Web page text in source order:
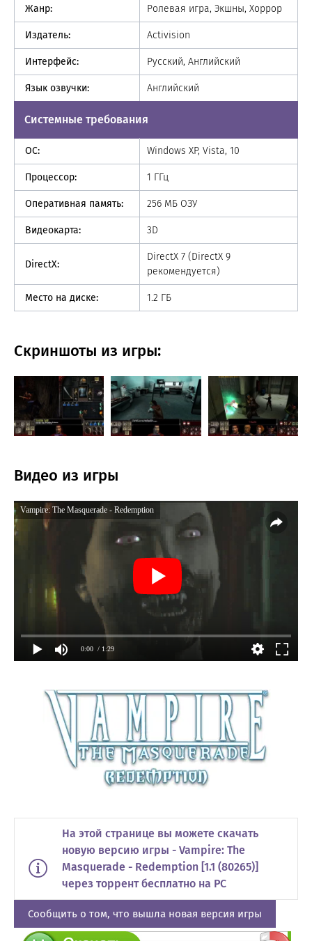
Жанр: Ролевая игра, Экшны, Хоррор
Издатель: Activision
Интерфейс: Русский, Английский
Язык озвучки: Английский
Системные требования
ОС: Windows XP, Vista, 10
Процессор: 1 ГГц
Оперативная память: 256 МБ ОЗУ
Видеокарта: 3D
DirectX:
DirectX 7 (DirectX 9
рекомендуется)
Место на диске: 1.2 ГБ
Скриншоты из игры:
Видео из игры
Vampire: The Masquerade - Redemption
0:00 / 1:29
На этой странице вы можете скачать
новую версию игры - Vampire: The
Masquerade - Redemption [1.1 (80265)]
через торрент бесплатно на PC
Сообщить о том, что вышла новая версия игры